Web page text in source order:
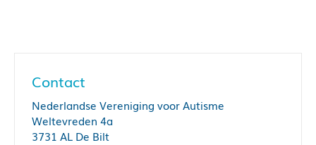
Contact
Nederlandse Vereniging voor Autisme
Weltevreden 4a
3731 AL De Bilt